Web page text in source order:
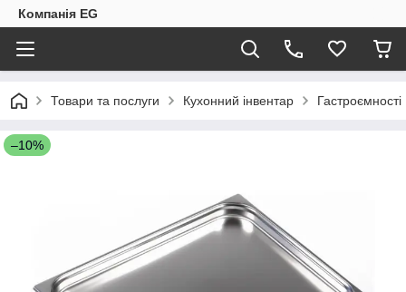
Компанія EG
Товари та послуги Кухонний інвентар Гастроємності
–10%